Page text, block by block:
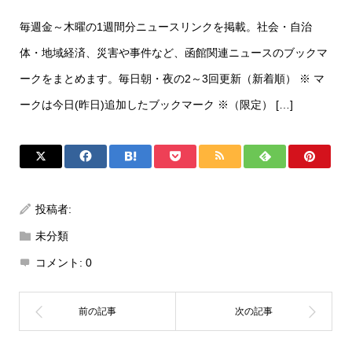
毎週金～木曜の1週間分ニュースリンクを掲載。社会・自治
体・地域経済、災害や事件など、函館関連ニュースのブックマ
ークをまとめます。毎日朝・夜の2～3回更新（新着順） ※ マ
ークは今日(昨日)追加したブックマーク ※（限定） […]
投稿者:
未分類
コメント: 0